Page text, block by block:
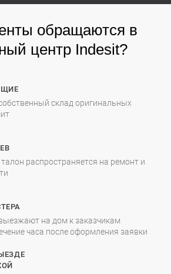
обращаются в
центр Indesit?
склад оригинальных
распространяется на ремонт и
на дом к заказчикам
часа после оформления заявки